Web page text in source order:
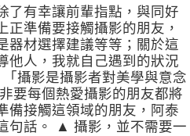
了有幸讓前輩指點，與同好
正準備要接觸攝影的朋友，
器材選擇建議等等；關於這
他人，我就自己遇到的狀況
攝影是攝影者對美學與意念
要每個熱愛攝影的朋友都將
備接觸這領域的朋友，阿泰
句話。 ▲ 攝影，並不需要一